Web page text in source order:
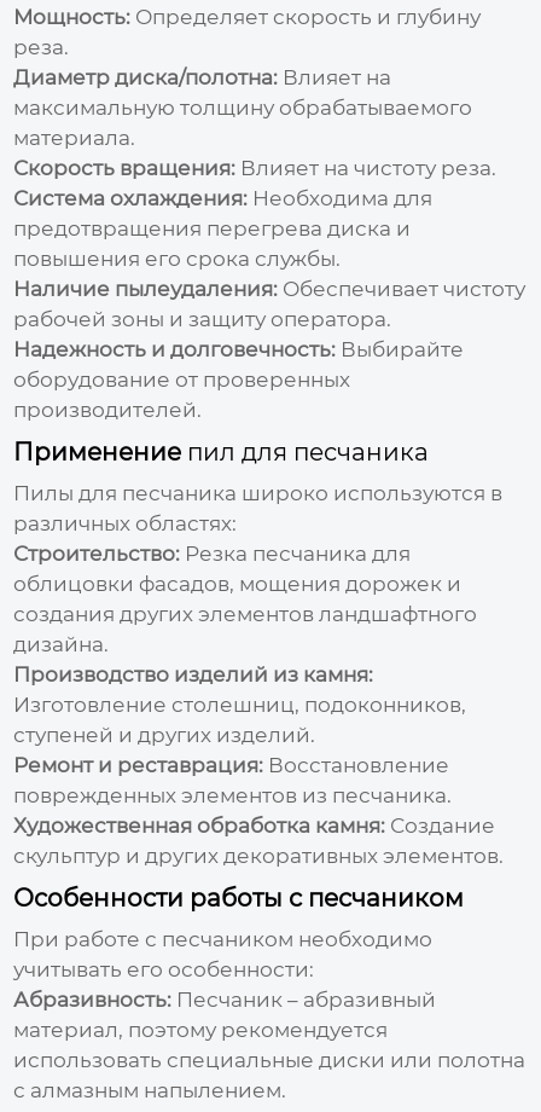
Мощность: Определяет скорость и глубину
реза.
Диаметр диска/полотна: Влияет на
максимальную толщину обрабатываемого
материала.
Скорость вращения: Влияет на чистоту реза.
Система охлаждения: Необходима для
предотвращения перегрева диска и
повышения его срока службы.
Наличие пылеудаления: Обеспечивает чистоту
рабочей зоны и защиту оператора.
Надежность и долговечность: Выбирайте
оборудование от проверенных
производителей.
Применение пил для песчаника
Пилы для песчаника широко используются в
различных областях:
Строительство: Резка песчаника для
облицовки фасадов, мощения дорожек и
создания других элементов ландшафтного
дизайна.
Производство изделий из камня:
Изготовление столешниц, подоконников,
ступеней и других изделий.
Ремонт и реставрация: Восстановление
поврежденных элементов из песчаника.
Художественная обработка камня: Создание
скульптур и других декоративных элементов.
Особенности работы с песчаником
При работе с песчаником необходимо
учитывать его особенности:
Абразивность: Песчаник – абразивный
материал, поэтому рекомендуется
использовать специальные диски или полотна
с алмазным напылением.